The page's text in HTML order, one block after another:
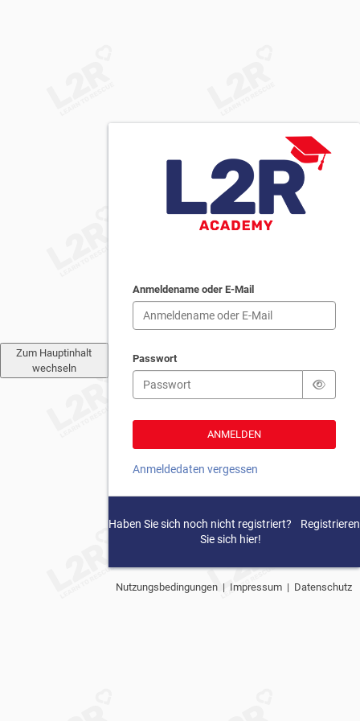
Zum Hauptinhalt
wechseln
Anmeldename oder E-Mail
Passwort
Anmeldedaten vergessen
Haben Sie sich noch nicht registriert?
Registrieren
Sie sich hier!
Nutzungsbedingungen | Impressum | Datenschutz